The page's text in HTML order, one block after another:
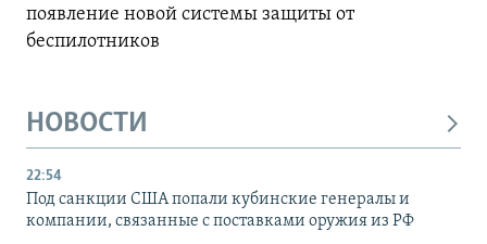
появление новой системы защиты от
беспилотников
НОВОСТИ
22:54
Под санкции США попали кубинские генералы и
компании, связанные с поставками оружия из РФ